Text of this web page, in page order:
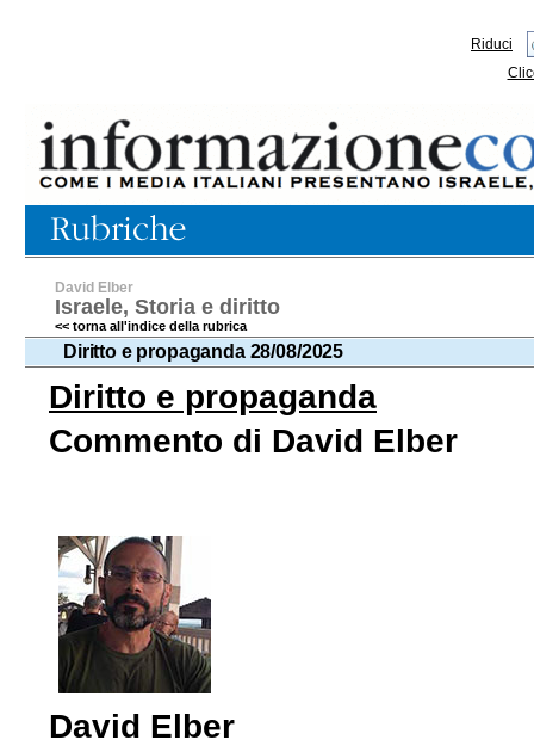
Riduci
David Elber
Israele, Storia e diritto
<< torna all'indice della rubrica
Diritto e propaganda 28/08/2025
Diritto e propaganda
Commento di David Elber
David Elber